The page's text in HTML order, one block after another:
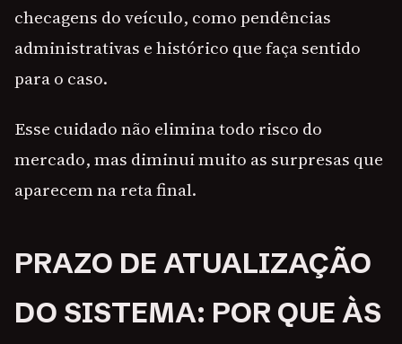
checagens do veículo, como pendências
administrativas e histórico que faça sentido
para o caso.
Esse cuidado não elimina todo risco do
mercado, mas diminui muito as surpresas que
aparecem na reta final.
PRAZO DE ATUALIZAÇÃO
DO SISTEMA: POR QUE ÀS